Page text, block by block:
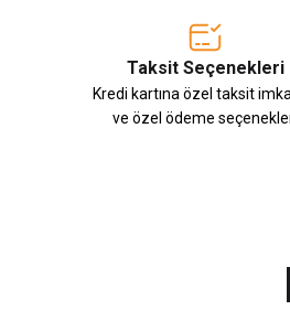
Taksit Seçenekleri
Kredi kartına özel taksit
ve özel ödeme